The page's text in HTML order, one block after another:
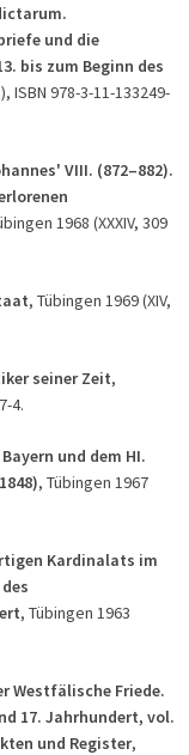
und die
bis zum Beginn des
ISBN 978-3-11-133249-
VIII. (872–882).
1968 (XXXIV, 309
, Tübingen 1969 (XIV,
seiner Zeit,
4.
und dem HI.
, Tübingen 1967
Kardinalats im
, Tübingen 1963
Westfälische Friede.
17. Jahrhundert, vol.
und Register,